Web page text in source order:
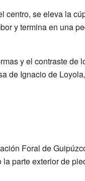
centro, se eleva la
y termina en una
y el contraste de
de Ignacio de
Foral de
parte exterior de